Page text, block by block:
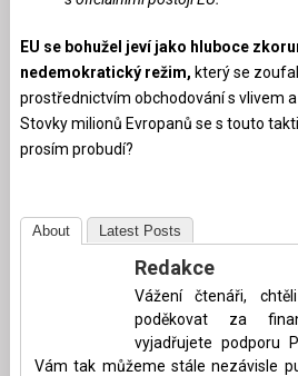
EU se bohužel jeví jako hluboce
nedemokratický režim, který se
prostřednictvím obchodování s vlivem
Stovky milionů Evropanů se s touto
prosím probudí?
About Latest Posts
Redakce
Vážení čtenáři,
poděkovat za
vyjadřujete podporu
Vám tak můžeme stále nezávisle